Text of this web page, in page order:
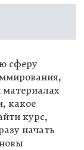
сферу
материалах
какое
курс,
начать